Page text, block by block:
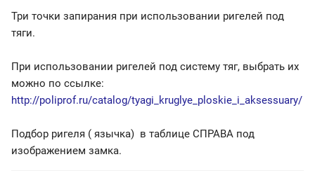
Три точки запирания при использовании ригелей под
тяги.
При использовании ригелей под систему тяг, выбрать их
можно по ссылке:
http://poliprof.ru/catalog/tyagi_kruglye_ploskie_i_aksessuary/
Подбор ригеля ( язычка) в таблице СПРАВА под
изображением замка.